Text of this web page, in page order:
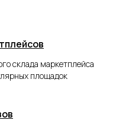
склада маркетплейса
площадок
всем
и DBS